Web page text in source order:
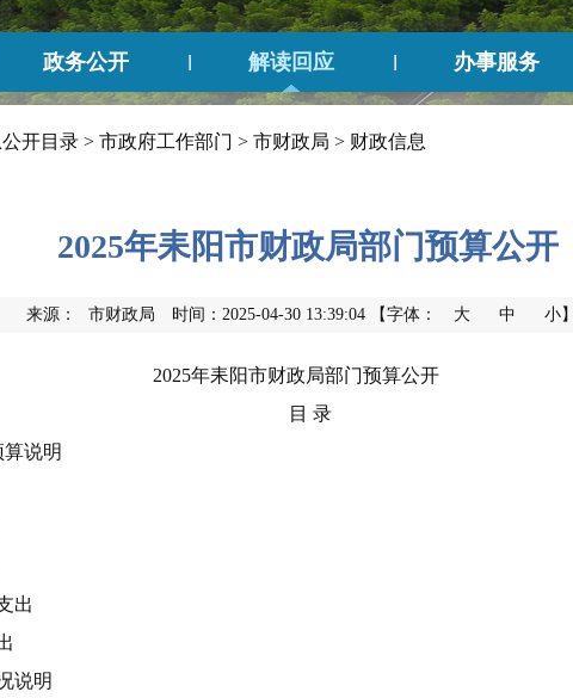
政务公开 解读回应 办事服务
开目录 > 市政府工作部门 > 市财政局 > 财政信息
2025年耒阳市财政局部门预算公开
来源： 市财政局 时间：2025-04-30 13:39:04 【字体： 大 中 小
2025年耒阳市财政局部门预算公开
目 录
说明
出
说明